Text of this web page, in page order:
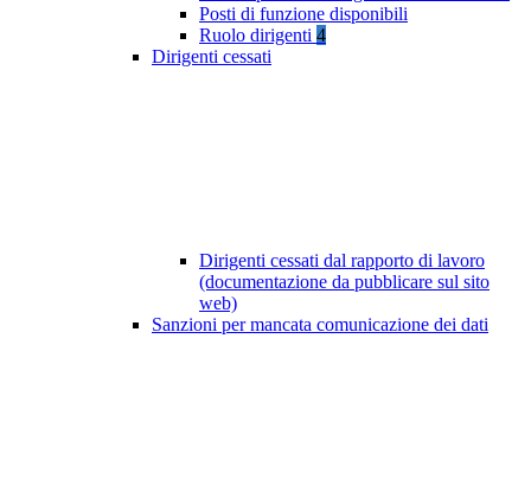
Posti di funzione disponibili
Ruolo dirigenti 4
Dirigenti cessati
Dirigenti cessati dal rapporto di lavoro
(documentazione da pubblicare sul sito
web)
Sanzioni per mancata comunicazione dei dati